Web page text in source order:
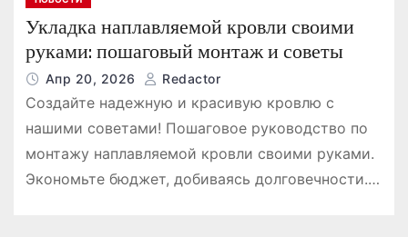
Укладка наплавляемой кровли своими
руками: пошаговый монтаж и советы
Апр 20, 2026 Redactor
Создайте надежную и красивую кровлю с
нашими советами! Пошаговое руководство по
монтажу наплавляемой кровли своими руками.
Экономьте бюджет, добиваясь долговечности.…